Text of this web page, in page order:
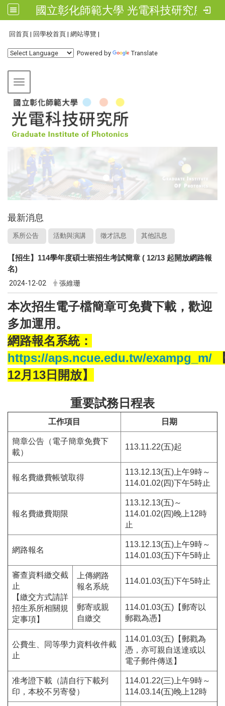
國立彰化師範大學 光電科技研究所
回首頁 | 回學校首頁 | 網站導覽 |
Powered by Translate
Toggle navigation
最新消息
系所公告 活動與演講 徵才訊息 其他訊息
【招生】114學年度碩士班招生考試簡章 ( 12/13 起開放網路報
名)
2024-12-02 張維珊
本次招生電子檔簡章可免費下載，歡迎
多加運用。
網路報名系統：
https://aps.ncue.edu.tw/exampg_m/
12月13日開放】
重要試務日程表
工作項目 日期
簡章公告（電子簡章免費下
載）
113.11.22(五)起
報名費繳費帳號取得
113.12.13(五)上午9時～
114.01.02(四)下午5時止
報名費繳費期限
113.12.13(五)～
114.01.02(四)晚上12時
止
網路報名
113.12.13(五)上午9時～
114.01.03(五)下午5時止
審查資料繳交截
止
【繳交方式請詳
招生系所相關規
定事項】
上傳網路
報名系統
114.01.03(五)下午5時止
郵寄或親
自繳交
114.01.03(五)【郵寄以
郵戳為憑】
公費生、同等學力資料收件截
止
114.01.03(五)【郵戳為
憑，亦可親自送達或以
電子郵件傳送】
准考證下載（請自行下載列
印，本校不另寄發）
114.01.22(三)上午9時～
114.03.14(五)晚上12時